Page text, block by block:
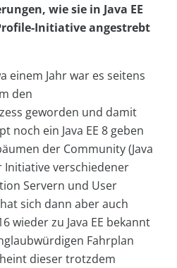
wie sie in Java EE
Initiative angestrebt
einem Jahr war es seitens
den
geworden und damit
noch ein Java EE 8 geben
der Community (Java
Initiative verschiedener
Servern und User
sich dann aber auch
wieder zu Java EE bekannt
Fahrplan
dieser trotzdem